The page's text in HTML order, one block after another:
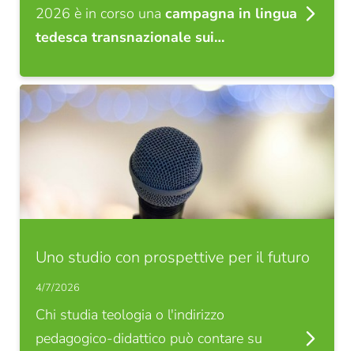
2026 è in corso una campagna in lingua
tedesca transnazionale sui…
Uno studio con prospettive per il futuro
4/7/2026
Chi studia teologia o l'indirizzo
pedagogico-didattico può contare su